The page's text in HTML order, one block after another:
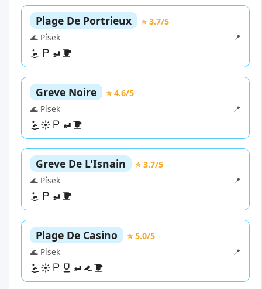
Plage De Portrieux
⭐ 3.7/5
🌊 Písek
📍
Greve Noire
⭐ 4.6/5
🌊 Písek
📍
Greve De L'Isnain
⭐ 3.7/5
🌊 Písek
📍
Plage De Casino
⭐ 5.0/5
🌊 Písek
📍